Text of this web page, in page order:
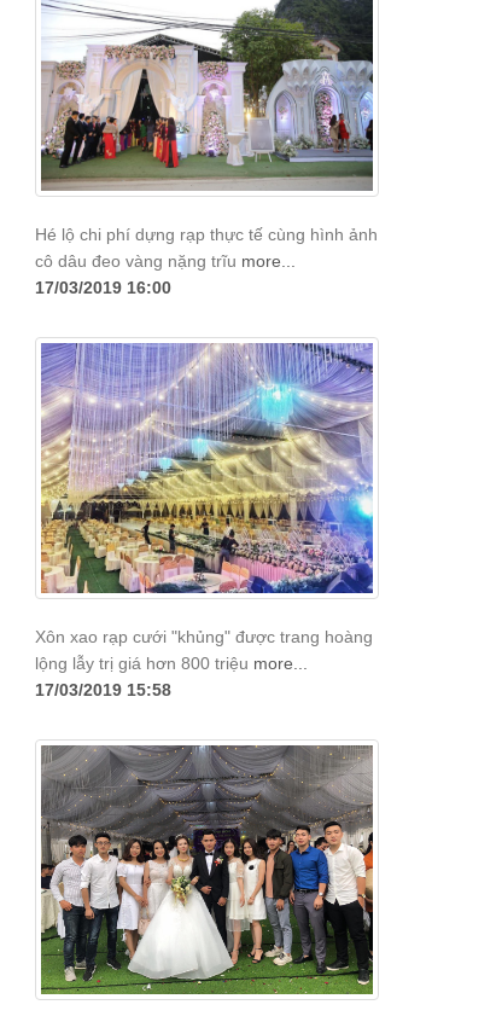
Hé lộ chi phí dựng rạp thực tế cùng hình ảnh
cô dâu đeo vàng nặng trĩu more...
17/03/2019 16:00
Xôn xao rạp cưới "khủng" được trang hoàng
lộng lẫy trị giá hơn 800 triệu more...
17/03/2019 15:58